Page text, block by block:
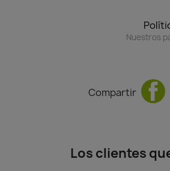
Nuestros
Compartir
Los clientes